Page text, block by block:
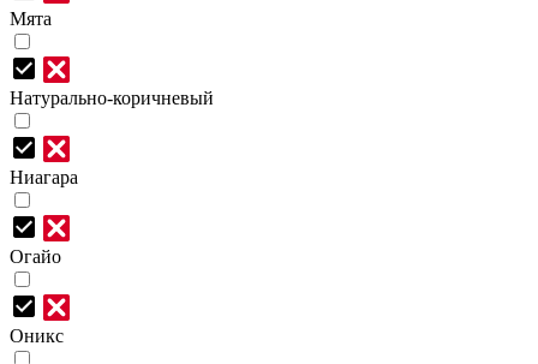
Мята
Натурально-коричневый
Ниагара
Огайо
Оникс